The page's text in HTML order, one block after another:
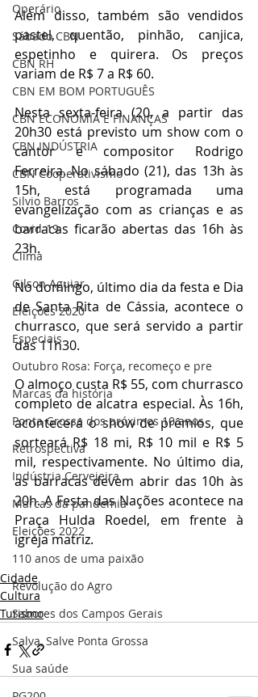
Operário
Sábado CBN
CBN RH
CBN EM BOM PORTUGUÊS
CBN ECONOMIA E FINANÇAS
CBN INDÚSTRIA
CBN Cooperativismo
Silvio Barros
Covid-19
Clima
Gilson Aguiar
Eleições 2020
Especiais
Outubro Rosa: Força, recomeço e pre
Marcas da história
Ponta Grossa dos próximos 10 anos
Retrospectiva
Indústria Cervejeira
Marcas da pandemia
Eleições 2022
110 anos de uma paixão
Revolução do Agro
Sabores dos Campos Gerais
Salva, Salve Ponta Grossa
Sua saúde
Além disso, também são vendidos
pastel, quentão, pinhão, canjica,
espetinho e quirera. Os preços
variam de R$ 7 a R$ 60.
Nesta sexta-feira (20, a partir das
20h30 está previsto um show com o
cantor e compositor Rodrigo
Ferreira. No sábado (21), das 13h às
15h, está programada uma
evangelização com as crianças e as
barracas ficarão abertas das 16h às
23h.
No domingo, último dia da festa e Dia
de Santa Rita de Cássia, acontece o
churrasco, que será servido a partir
das 11h30.
O almoço custa R$ 55, com churrasco
completo de alcatra especial. Às 16h,
acontecerá o show de prêmios, que
sorteará R$ 18 mi, R$ 10 mil e R$ 5
mil, respectivamente. No último dia,
as barracas devem abrir das 10h às
20h. A Festa das Nações acontece na
Praça Hulda Roedel, em frente à
igreja matriz.
Cidade
Cultura
Turismo